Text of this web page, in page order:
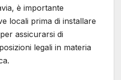
è importante
locali prima di installare
assicurarsi di
legali in materia